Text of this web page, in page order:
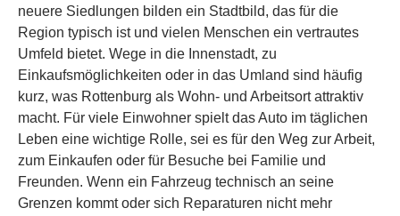
neuere Siedlungen bilden ein Stadtbild, das für die
Region typisch ist und vielen Menschen ein vertrautes
Umfeld bietet. Wege in die Innenstadt, zu
Einkaufsmöglichkeiten oder in das Umland sind häufig
kurz, was Rottenburg als Wohn- und Arbeitsort attraktiv
macht. Für viele Einwohner spielt das Auto im täglichen
Leben eine wichtige Rolle, sei es für den Weg zur Arbeit,
zum Einkaufen oder für Besuche bei Familie und
Freunden. Wenn ein Fahrzeug technisch an seine
Grenzen kommt oder sich Reparaturen nicht mehr